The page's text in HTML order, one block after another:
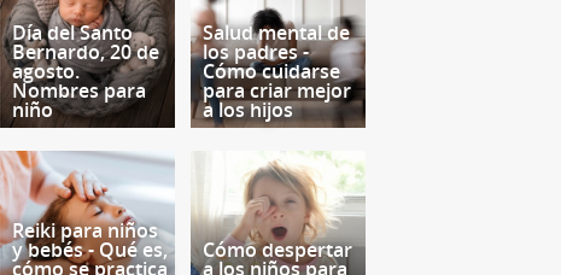
Día del Santo
Bernardo, 20 de
agosto.
Nombres para
niño
Salud mental de
los padres -
Cómo cuidarse
para criar mejor
a los hijos
Reiki para niños
y bebés - Qué es,
cómo se practica
Cómo despertar
a los niños para